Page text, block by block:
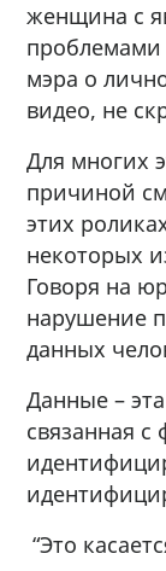
женщина с
проблемами
мэра о
видео, не
Для многих
причиной
этих
некоторых
Говоря на
нарушение
данных
Данные –
связанная
“Это